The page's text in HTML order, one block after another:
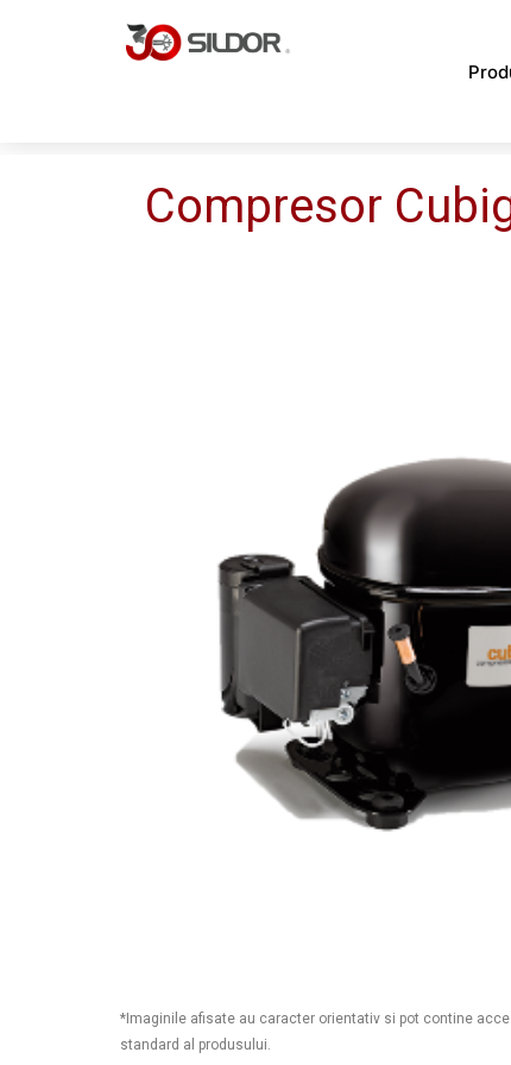
Compresor
*Imaginile afisate au caracter orientativ si pot contine
standard al produsului.